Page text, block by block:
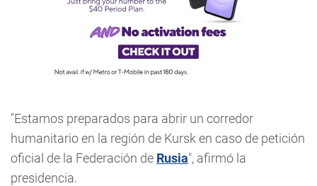
"Estamos preparados para abrir un corredor
humanitario en la región de Kursk en caso de petición
oficial de la Federación de Rusia", afirmó la
presidencia.